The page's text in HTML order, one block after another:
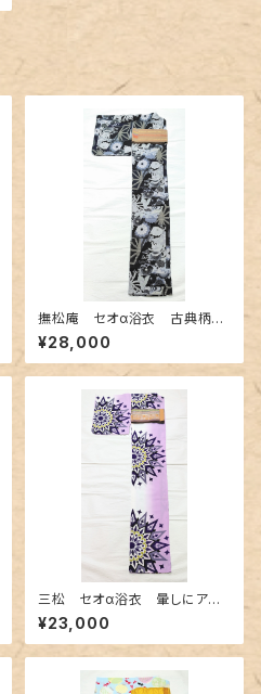
撫松庵 セオα浴衣 古典柄き
りばめ調
¥28,000
三松 セオα浴衣 暈しにアー
ルデコ柄
¥23,000